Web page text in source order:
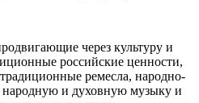
через культуру и
российские ценности,
ремесла, народно-
и духовную музыку и